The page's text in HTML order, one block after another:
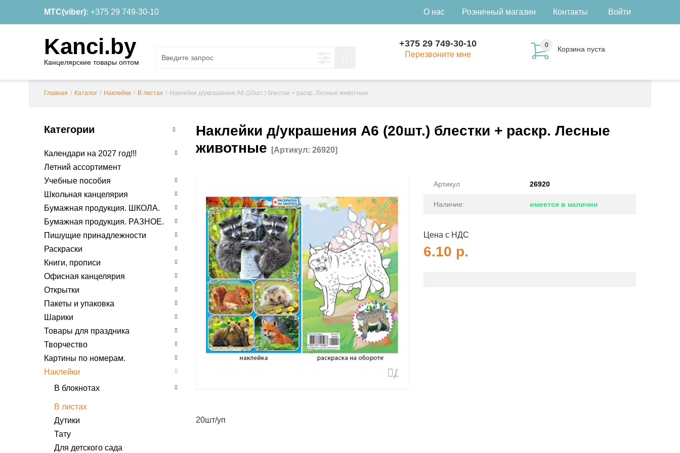
МТС(viber): +375 29 749-30-10 Войти
О нас Розничный магазин Контакты
Kanci.by
Канцелярские товары оптом
0 Корзина пуста
+375 29 749-30-10
Перезвоните мне
Главная / Каталог / Наклейки / В листах / Наклейки д/украшения А6 (20шт.) блестки + раскр. Лесные животные
Категории
Календари на 2027 год!!!
Летний ассортимент
Учебные пособия
Школьная канцелярия
Бумажная продукция. ШКОЛА.
Бумажная продукция. РАЗНОЕ.
Пишущие принадлежности
Раскраски
Книги, прописи
Офисная канцелярия
Открытки
Пакеты и упаковка
Шарики
Товары для праздника
Творчество
Картины по номерам.
Наклейки
В блокнотах
Формат А6
Формат А5
Формат А4
В листах
Дутики
Тату
Для детского сада
Наклейки д/украшения А6 (20шт.) блестки + раскр. Лесные
животные
[Артикул: 26920]
Добавить
Артикул 26920
Наличие: имеется в наличии
Цена с НДС
6.10 р.
20шт/уп